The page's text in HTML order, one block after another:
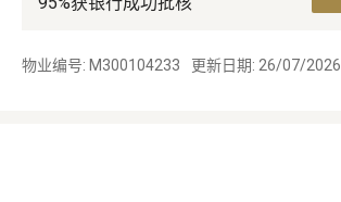
物业编号: M300104233 更新日期: 26/07/2026